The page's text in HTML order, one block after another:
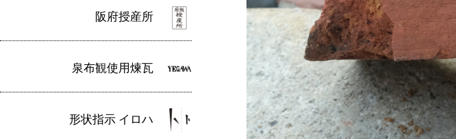
阪府授産所
泉布観使用煉瓦
形状指示 イロハ